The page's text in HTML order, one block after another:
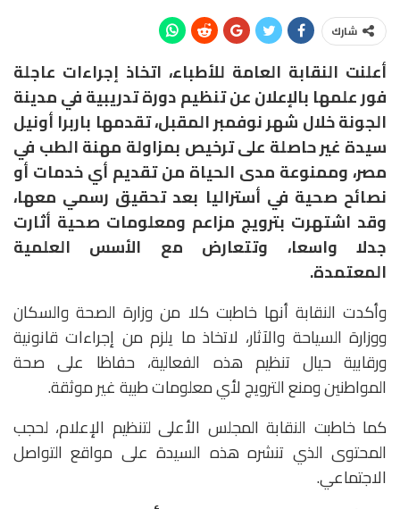
شارك
أعلنت النقابة العامة للأطباء، اتخاذ إجراءات عاجلة
فور علمها بالإعلان عن تنظيم دورة تدريبية في مدينة
الجونة خلال شهر نوفمبر المقبل، تقدمها باربرا أونيل
سيدة غير حاصلة على ترخيص بمزاولة مهنة الطب في
مصر، وممنوعة مدى الحياة من تقديم أي خدمات أو
نصائح صحية في أستراليا بعد تحقيق رسمي معها،
وقد اشتهرت بترويج مزاعم ومعلومات صحية أثارت
جدلا واسعا، وتتعارض مع الأسس العلمية
المعتمدة.
وأكدت النقابة أنها خاطبت كلا من وزارة الصحة والسكان
ووزارة السياحة والآثار، لاتخاذ ما يلزم من إجراءات قانونية
ورقابية حيال تنظيم هذه الفعالية، حفاظا على صحة
المواطنين ومنع الترويج لأي معلومات طبية غير موثقة.
كما خاطبت النقابة المجلس الأعلى لتنظيم الإعلام، لحجب
المحتوى الذي تنشره هذه السيدة على مواقع التواصل
الاجتماعي.